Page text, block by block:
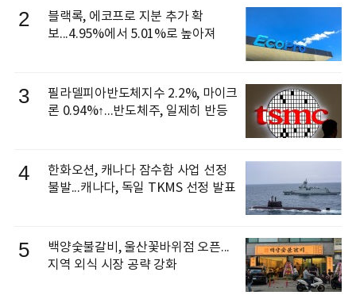
2
블랙록, 에코프로 지분 추가 확
보...4.95%에서 5.01%로 높아져
3
필라델피아반도체지수 2.2%, 마이크
론 0.94%↑...반도체주, 일제히 반등
4
한화오션, 캐나다 잠수함 사업 선정
불발...캐나다, 독일 TKMS 선정 발표
5
백양숯불갈비, 울산꽃바위점 오픈...
지역 외식 시장 공략 강화